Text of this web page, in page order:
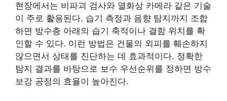
현장에서는 비파괴 검사와 열화상 카메라 같은 기술
이 주로 활용된다. 습기 측정과 음향 탐지까지 조합
하면 방수층 아래의 습기 축적이나 결함 위치를 확
인할 수 있다. 이런 방법은 건물의 외피를 훼손하지
않으면서 상태를 진단하는 데 효과적이다. 정확한
탐지 결과를 바탕으로 보수 우선순위를 정하면 방수
보강 공정의 효율이 높아진다.